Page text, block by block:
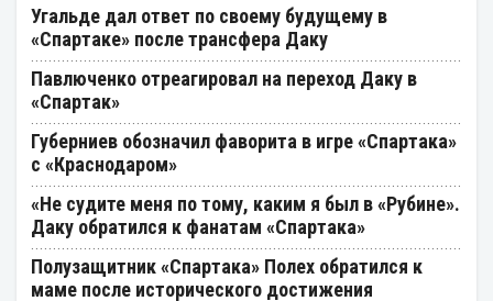
Угальде дал ответ по своему будущему в
«Спартаке» после трансфера Даку
Павлюченко отреагировал на переход Даку в
«Спартак»
Губерниев обозначил фаворита в игре «Спартака»
с «Краснодаром»
«Не судите меня по тому, каким я был в «Рубине».
Даку обратился к фанатам «Спартака»
Полузащитник «Спартака» Полех обратился к
маме после исторического достижения